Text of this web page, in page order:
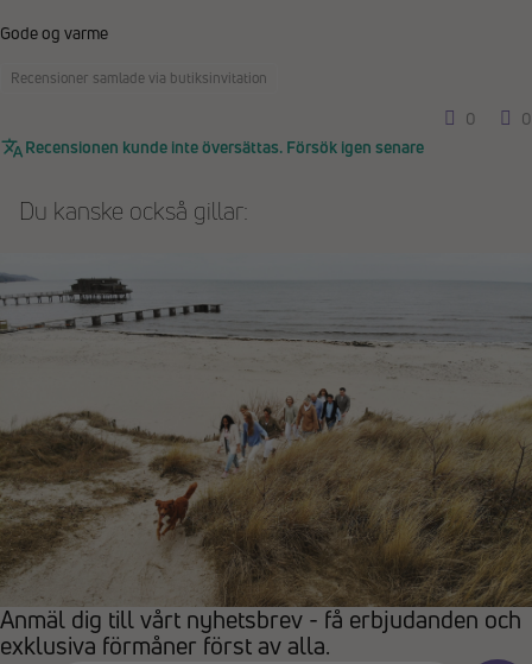
Gode og varme
Recensioner samlade via butiksinvitation
0
0
Recensionen kunde inte översättas. Försök igen senare
Du kanske också gillar:
Anmäl dig till vårt nyhetsbrev - få erbjudanden och
exklusiva förmåner först av alla.